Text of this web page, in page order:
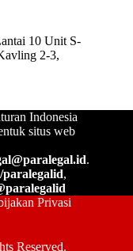
10 Unit S-
2-3,
Indonesia
situs web
.
paralegalid,
Privasi
Reserved.